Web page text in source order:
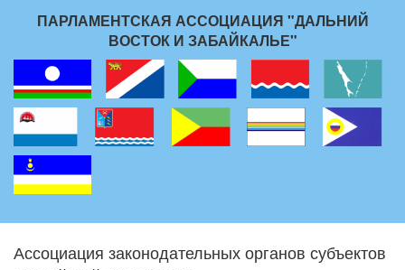
ПАРЛАМЕНТСКАЯ АССОЦИАЦИЯ "ДАЛЬНИЙ
ВОСТОК И ЗАБАЙКАЛЬЕ"
Ассоциация законодательных органов субъектов